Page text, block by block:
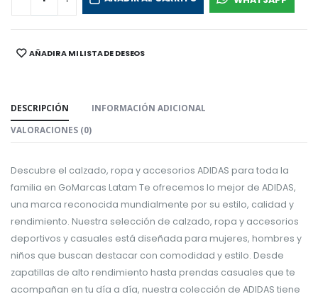
SHARE:AÑADIR A MI LISTA DE DESEOS
DESCRIPCIÓN
INFORMACIÓN ADICIONAL
VALORACIONES (0)
Descubre el calzado, ropa y accesorios ADIDAS para toda la
familia en GoMarcas Latam Te ofrecemos lo mejor de ADIDAS,
una marca reconocida mundialmente por su estilo, calidad y
rendimiento. Nuestra selección de calzado, ropa y accesorios
deportivos y casuales está diseñada para mujeres, hombres y
niños que buscan destacar con comodidad y estilo. Desde
zapatillas de alto rendimiento hasta prendas casuales que te
acompañan en tu día a día, nuestra colección de ADIDAS tiene